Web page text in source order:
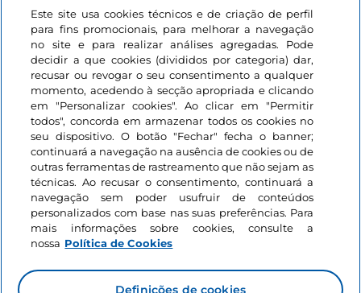
Iniciar sessão
Mantenha-se em contacto
Este site usa cookies técnicos e de criação de perfil
para fins promocionais, para melhorar a navegação
no site e para realizar análises agregadas. Pode
decidir a que cookies (divididos por categoria) dar,
recusar ou revogar o seu consentimento a qualquer
momento, acedendo à secção apropriada e clicando
em "Personalizar cookies". Ao clicar em "Permitir
todos", concorda em armazenar todos os cookies no
seu dispositivo. O botão "Fechar" fecha o banner;
continuará a navegação na ausência de cookies ou de
outras ferramentas de rastreamento que não sejam as
técnicas. Ao recusar o consentimento, continuará a
navegação sem poder usufruir de conteúdos
personalizados com base nas suas preferências. Para
mais informações sobre cookies, consulte a
nossa Política de Cookies
Definições de cookies